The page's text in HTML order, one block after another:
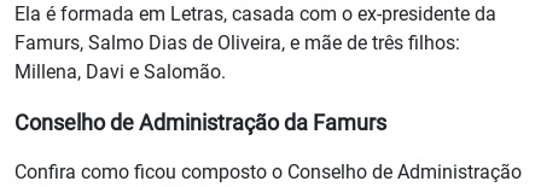
Ela é formada em Letras, casada com o ex-presidente da
Famurs, Salmo Dias de Oliveira, e mãe de três filhos:
Millena, Davi e Salomão.
Conselho de Administração da Famurs
Confira como ficou composto o Conselho de Administração